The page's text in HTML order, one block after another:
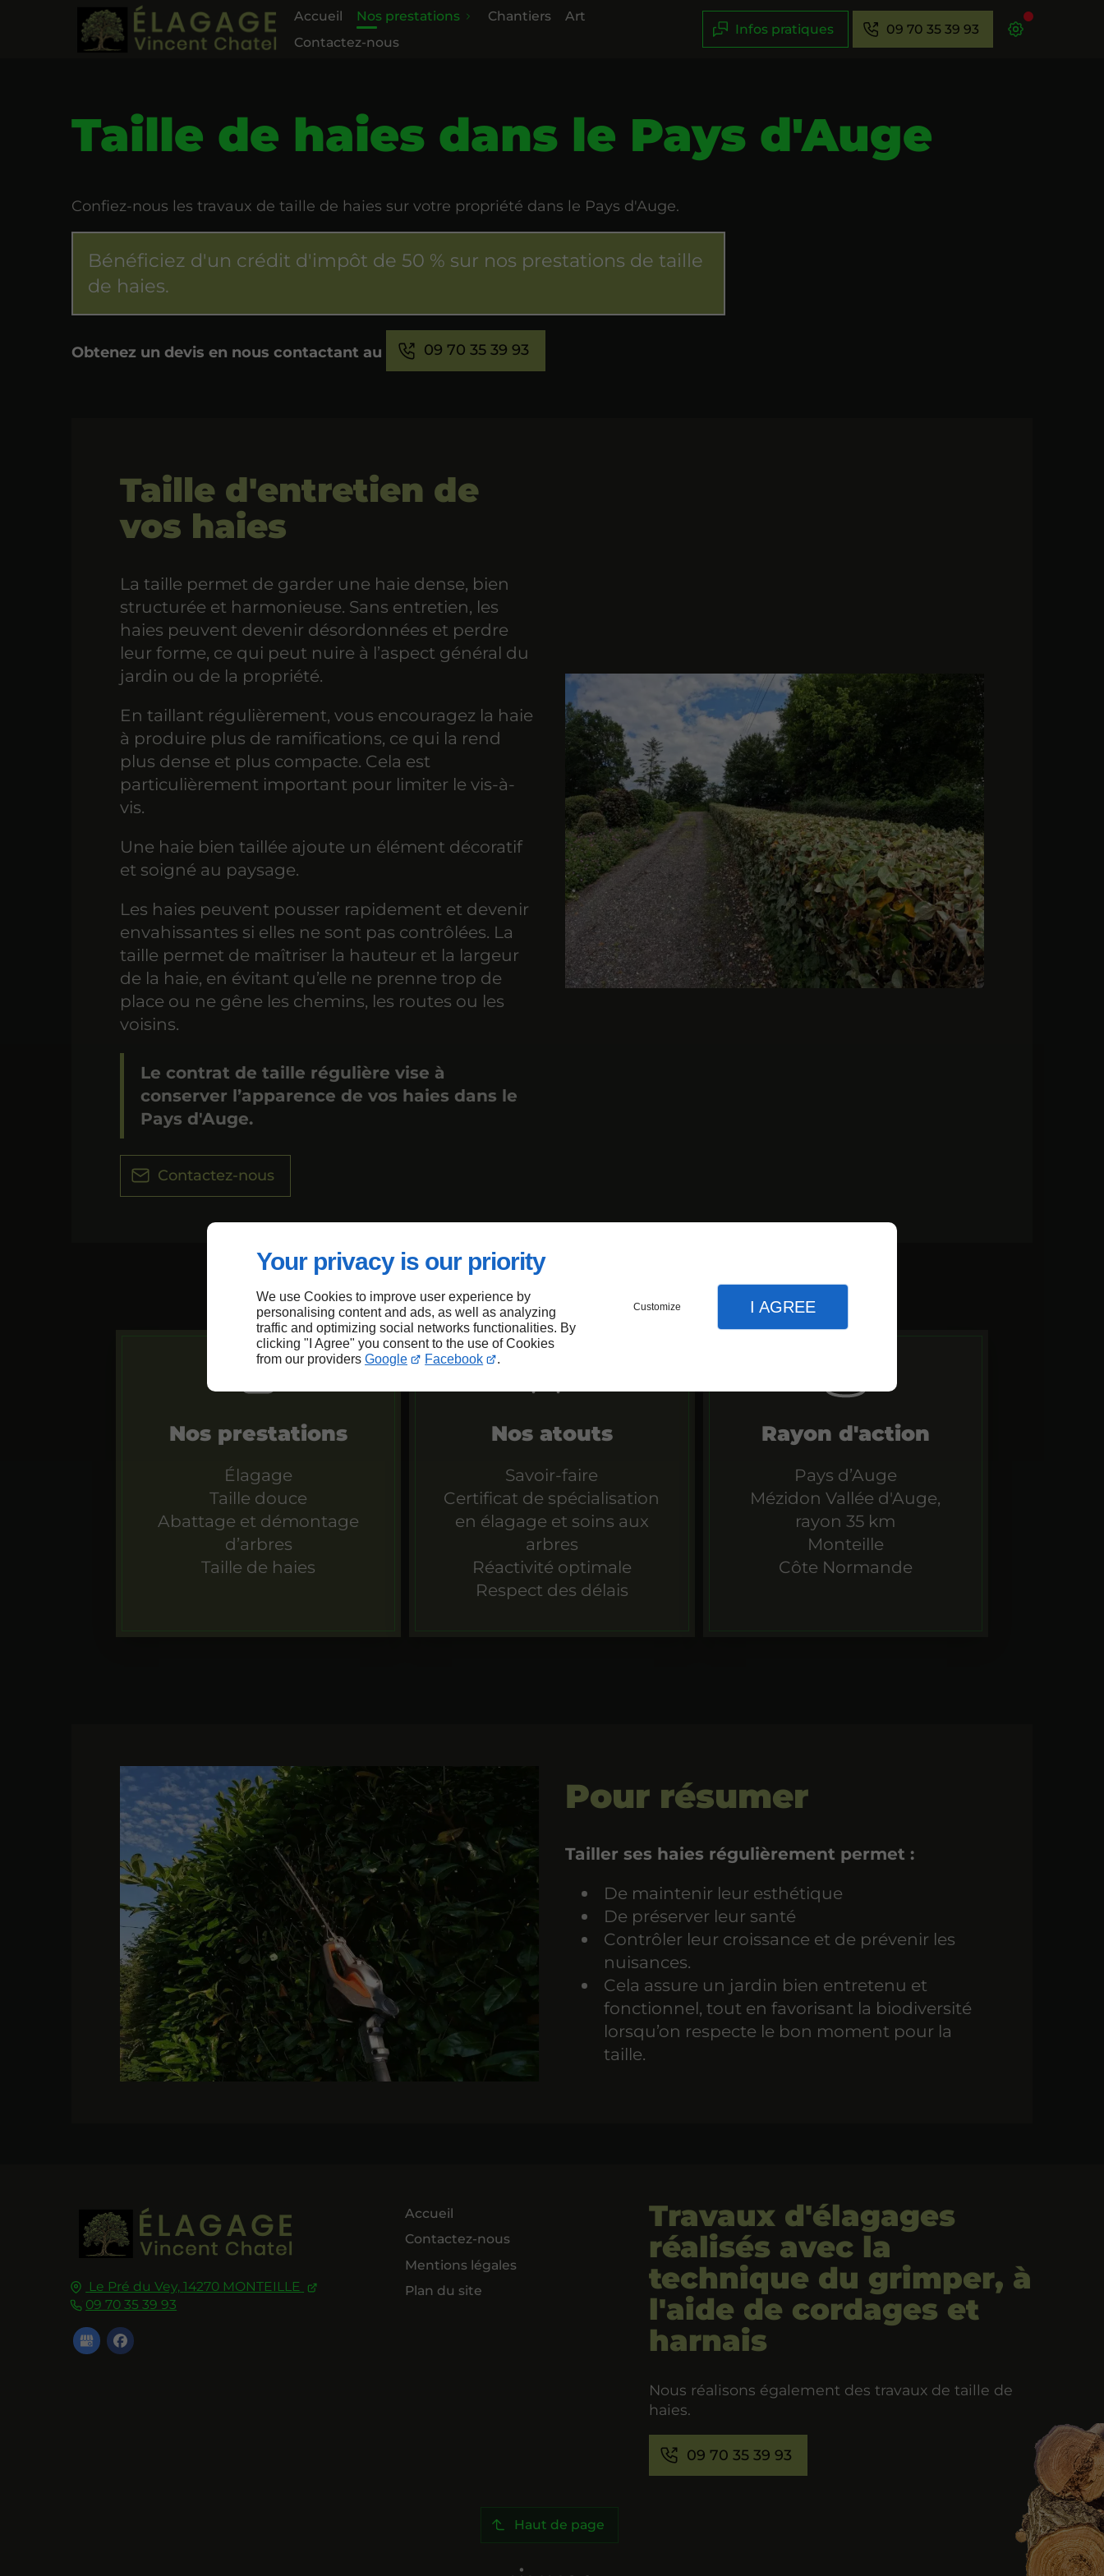
Your privacy is our priority
We use Cookies to improve user experience by
personalising content and ads, as well as analyzing
traffic and optimizing social networks functionalities. By
clicking "I Agree" you consent to the use of Cookies
from our providers Google Facebook .
Customize I AGREE
Accueil Nos prestations Chantiers
Art
Contactez-nous
Infos pratiques 09 70 35 39 93
Taille de haies dans le Pays d'Auge
Confiez-nous les travaux de taille de haies sur votre propriété dans le Pays d'Auge.
Bénéficiez d'un crédit d'impôt de 50 % sur nos prestations de taille
de haies.
Obtenez un devis en nous contactant au 09 70 35 39 93
Taille d'entretien de
vos haies
La taille permet de garder une haie dense, bien
structurée et harmonieuse. Sans entretien, les
haies peuvent devenir désordonnées et perdre
leur forme, ce qui peut nuire à l’aspect général du
jardin ou de la propriété.
En taillant régulièrement, vous encouragez la haie
à produire plus de ramifications, ce qui la rend
plus dense et plus compacte. Cela est
particulièrement important pour limiter le vis-à-
vis.
Une haie bien taillée ajoute un élément décoratif
et soigné au paysage.
Les haies peuvent pousser rapidement et devenir
envahissantes si elles ne sont pas contrôlées. La
taille permet de maîtriser la hauteur et la largeur
de la haie, en évitant qu’elle ne prenne trop de
place ou ne gêne les chemins, les routes ou les
voisins.
Le contrat de taille régulière vise à
conserver l’apparence de vos haies dans le
Pays d'Auge.
Contactez-nous
Nos prestations
Élagage
Taille douce
Abattage et démontage
d’arbres
Taille de haies
Nos atouts
Savoir-faire
Certificat de spécialisation
en élagage et soins aux
arbres
Réactivité optimale
Respect des délais
Rayon d'action
Pays d’Auge
Mézidon Vallée d'Auge,
rayon 35 km
Monteille
Côte Normande
Pour résumer
Tailler ses haies régulièrement permet :
De maintenir leur esthétique
De préserver leur santé
Contrôler leur croissance et de prévenir les
nuisances.
Cela assure un jardin bien entretenu et
fonctionnel, tout en favorisant la biodiversité
lorsqu’on respecte le bon moment pour la
taille.
Le Pré du Vey, 14270 MONTEILLE
09 70 35 39 93
Accueil
Contactez-nous
Mentions légales
Plan du site
Travaux d'élagages
réalisés avec la
technique du grimper, à
l'aide de cordages et
harnais
Nous réalisons également des travaux de taille de
haies.
09 70 35 39 93
Haut de page